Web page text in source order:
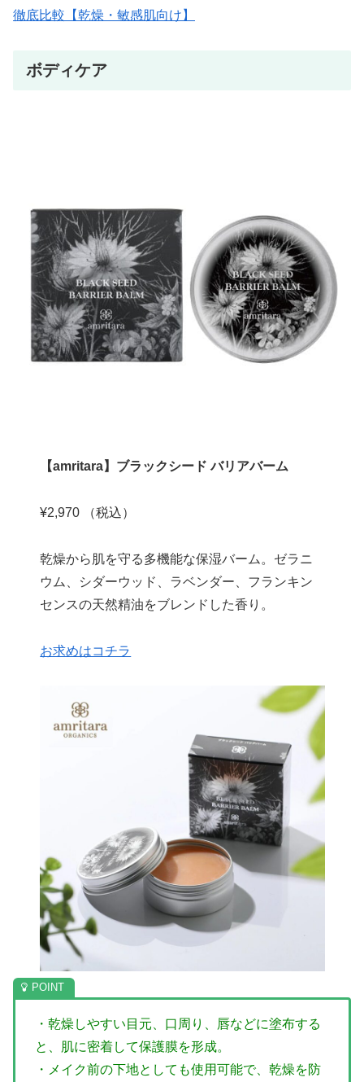
徹底比較【乾燥・敏感肌向け】
ボディケア
【amritara】ブラックシード バリアバーム
¥2,970 （税込）
乾燥から肌を守る多機能な保湿バーム。ゼラニ
ウム、シダーウッド、ラベンダー、フランキン
センスの天然精油をブレンドした香り 。
お求めはコチラ
・乾燥しやすい目元、口周り、唇などに塗布する
と、肌に密着して保護膜を形成。
・メイク前の下地としても使用可能で、乾燥を防